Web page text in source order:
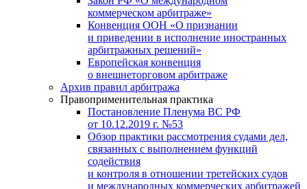
коммерческом арбитраже»
Конвенция ООН «О признании
и приведении в исполнение иностранных
арбитражных решений»
Европейская конвенция
о внешнеторговом арбитраже
Архив правил арбитража
Правоприменительная практика
Постановление Пленума ВС РФ
от 10.12.2019 г. №53
Обзор практики рассмотрения судами дел,
связанных с выполнением функций
содействия
и контроля в отношении третейских судов
и международных коммерческих арбитражей